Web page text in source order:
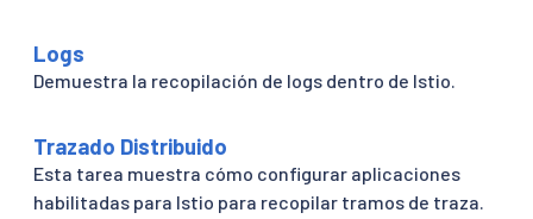
Logs
Demuestra la recopilación de logs dentro de Istio.
Trazado Distribuido
Esta tarea muestra cómo configurar aplicaciones
habilitadas para Istio para recopilar tramos de traza.